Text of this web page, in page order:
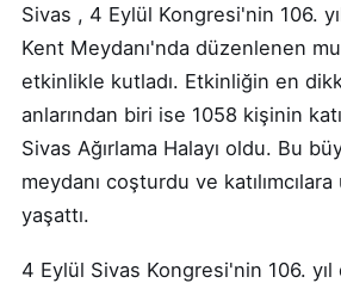
Sivas , 4 Eylül Kongresi'nin 106.
Kent Meydanı'nda düzenlenen
etkinlikle kutladı. Etkinliğin en
anlarından biri ise 1058 kişinin
Sivas Ağırlama Halayı oldu. Bu
meydanı coşturdu ve
yaşattı.
4 Eylül Sivas Kongresi'nin 106. yıl